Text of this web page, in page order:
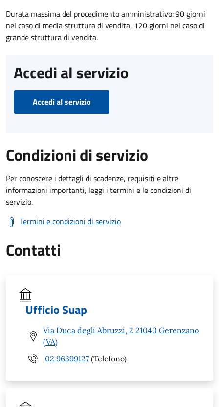
Durata massima del procedimento amministrativo: 90 giorni
nel caso di media struttura di vendita, 120 giorni nel caso di
grande struttura di vendita.
Accedi al servizio
Accedi al servizio
Condizioni di servizio
Per conoscere i dettagli di scadenze, requisiti e altre
informazioni importanti, leggi i termini e le condizioni di
servizio.
Termini e condizioni di servizio
Contatti
Ufficio Suap
Via Duca degli Abruzzi, 2 21040 Gerenzano
(VA)
02 96399127 (Telefono)